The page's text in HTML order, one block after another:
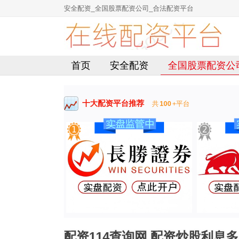
安全配资_全国股票配资公司_合法配资平台
首页 安全配资 全国股票配资公
十大配资平台推荐 共100+平台